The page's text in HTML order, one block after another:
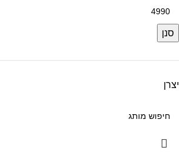
סנן
יצרן